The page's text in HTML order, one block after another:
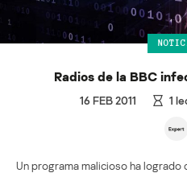
Radios de la BBC
16 FEB 2011 1
Un programa malicioso ha